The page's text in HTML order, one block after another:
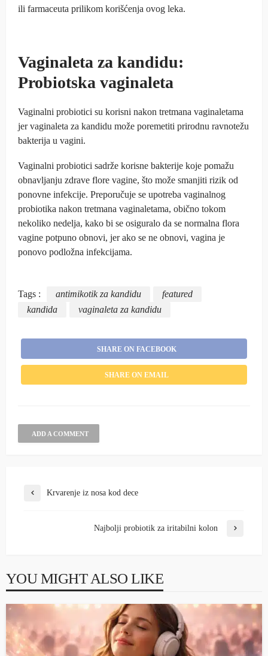
ili farmaceuta prilikom korišćenja ovog leka.
Vaginaleta za kandidu:
Probiotska vaginaleta
Vaginalni probiotici su korisni nakon tretmana vaginaletama
jer vaginaleta za kandidu može poremetiti prirodnu ravnotežu
bakterija u vagini.
Vaginalni probiotici sadrže korisne bakterije koje pomažu
obnavljanju zdrave flore vagine, što može smanjiti rizik od
ponovne infekcije. Preporučuje se upotreba vaginalnog
probiotika nakon tretmana vaginaletama, obično tokom
nekoliko nedelja, kako bi se osiguralo da se normalna flora
vagine potpuno obnovi, jer ako se ne obnovi, vagina je
ponovo podložna infekcijama.
Tags : antimikotik za kandidu
featured
kandida
vaginaleta za kandidu
SHARE ON FACEBOOK
SHARE ON EMAIL
ADD A COMMENT
Krvarenje iz nosa kod dece
Najbolji probiotik za iritabilni kolon
YOU MIGHT ALSO LIKE